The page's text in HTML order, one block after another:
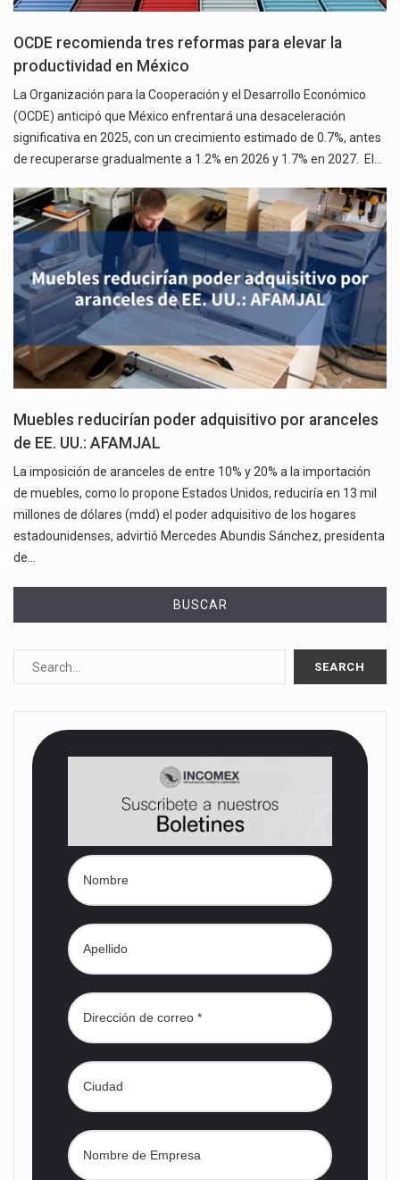
OCDE recomienda tres reformas para elevar la
productividad en México
La Organización para la Cooperación y el Desarrollo Económico
(OCDE) anticipó que México enfrentará una desaceleración
significativa en 2025, con un crecimiento estimado de 0.7%, antes
de recuperarse gradualmente a 1.2% en 2026 y 1.7% en 2027. El…
Muebles reducirían poder adquisitivo por aranceles
de EE. UU.: AFAMJAL
La imposición de aranceles de entre 10% y 20% a la importación
de muebles, como lo propone Estados Unidos, reduciría en 13 mil
millones de dólares (mdd) el poder adquisitivo de los hogares
estadounidenses, advirtió Mercedes Abundis Sánchez, presidenta
de…
BUSCAR